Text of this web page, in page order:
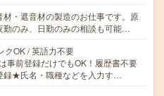
材・遮音材の製造のお仕事です。原
勤のみ、日勤のみの相談も可能…
クOK / 英語力不要
事前登録だけでもOK！履歴書不要
録★氏名・職種などを入力す…